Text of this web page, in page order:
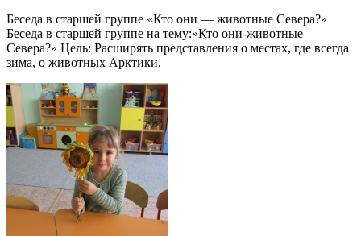
Беседа в старшей группе «Кто они — животные Севера?»
Беседа в старшей группе на тему:»Кто они-животные
Севера?» Цель: Расширять представления о местах, где всегда
зима, о животных Арктики.